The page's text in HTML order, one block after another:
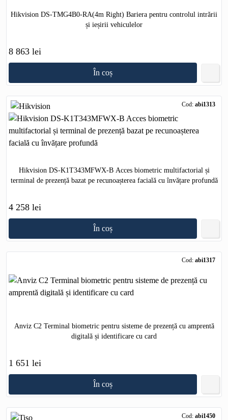
Hikvision DS-TMG4B0-RA(4m Right) Bariera pentru controlul intrării
și ieșirii vehiculelor
8 863 lei
În coș
Cod: abi1313
Hikvision DS-K1T343MFWX-B Acces biometric multifactorial și
terminal de prezență bazat pe recunoașterea facială cu învățare profundă
4 258 lei
În coș
Cod: abi1317
Anviz C2 Terminal biometric pentru sisteme de prezență cu amprentă
digitală și identificare cu card
1 651 lei
În coș
Cod: abi1450